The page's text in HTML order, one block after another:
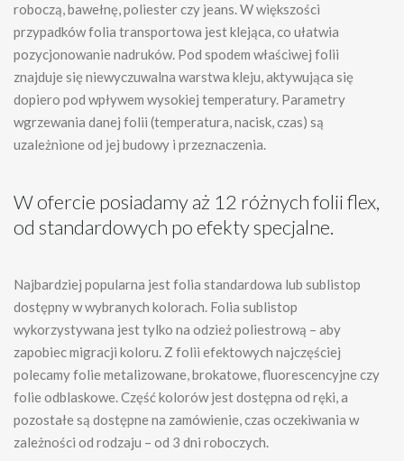
roboczą, bawełnę, poliester czy jeans. W większości
przypadków folia transportowa jest klejąca, co ułatwia
pozycjonowanie nadruków. Pod spodem właściwej folii
znajduje się niewyczuwalna warstwa kleju, aktywująca się
dopiero pod wpływem wysokiej temperatury. Parametry
wgrzewania danej folii (temperatura, nacisk, czas) są
uzależnione od jej budowy i przeznaczenia.
W ofercie posiadamy aż 12 różnych folii flex,
od standardowych po efekty specjalne.
Najbardziej popularna jest folia standardowa lub sublistop
dostępny w wybranych kolorach. Folia sublistop
wykorzystywana jest tylko na odzież poliestrową – aby
zapobiec migracji koloru. Z folii efektowych najczęściej
polecamy folie metalizowane, brokatowe, fluorescencyjne czy
folie odblaskowe. Część kolorów jest dostępna od ręki, a
pozostałe są dostępne na zamówienie, czas oczekiwania w
zależności od rodzaju – od 3 dni roboczych.